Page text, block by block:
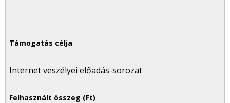
Internet veszélyei előadás-sorozat